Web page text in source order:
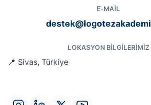
E-MAIL
LOKASYON BILGILERIMIZ
📍 Sivas, Türkiye